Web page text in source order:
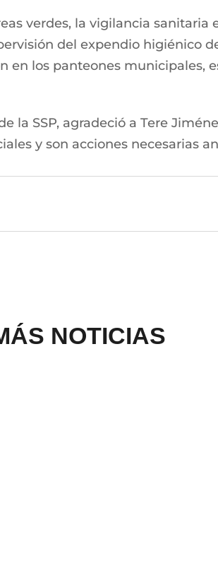
verdes, la vigilancia
del expendio higiénico
los panteones municipales,
la SSP, agradeció a Tere
y son acciones necesarias
NOTICIAS